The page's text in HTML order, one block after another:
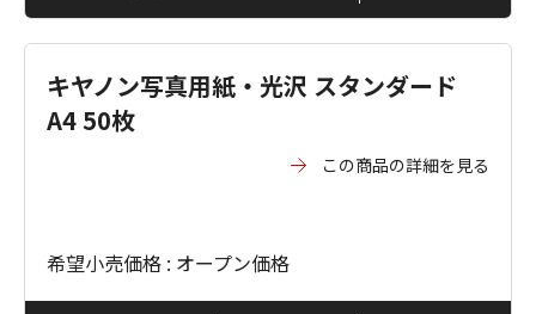
キヤノン写真用紙・光沢 スタンダード
A4 50枚
この商品の詳細を見る
希望小売価格 : オープン価格